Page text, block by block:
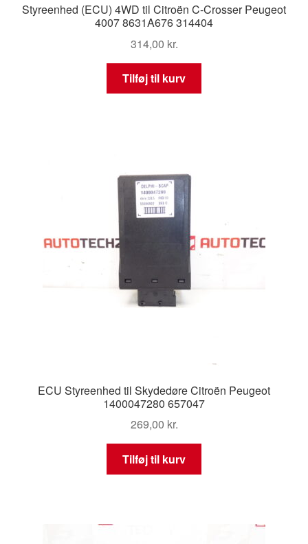
Styreenhed (ECU) 4WD til Citroën C-Crosser Peugeot
4007 8631A676 314404
314,00 kr.
Tilføj til kurv
ECU Styreenhed til Skydedøre Citroën Peugeot
1400047280 657047
269,00 kr.
Tilføj til kurv